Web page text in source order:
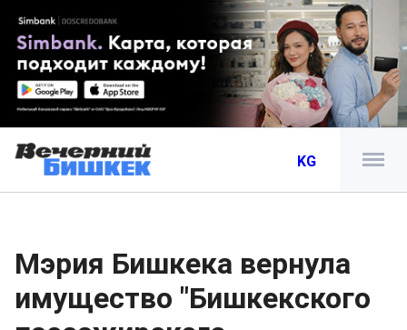
KG
Мэрия Бишкека вернула
имущество "Бишкекского